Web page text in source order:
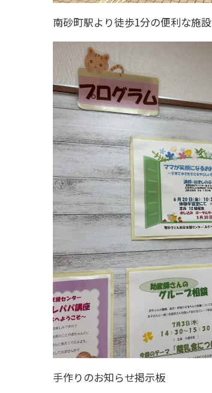
南砂町駅より徒歩1分の便利な施設
手作りのお知らせ掲示板